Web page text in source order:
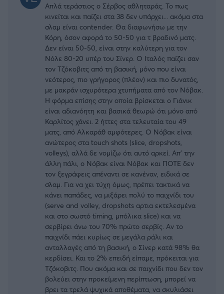
Απλά τεράστιος ο Σέρβος αθληταράς. Το πως
κινείται και παίζει στα 38 δεν υπάρχει... ακόμα στα
σλαμ είναι contender. Θα διαφωνήσω με την
Κόρη, όσον αφορά το 50-50 για τ βραδινό ματς.
Δεν είναι 50-50, είναι στην καλύτερη για τον
Νόλε 80-20 υπέρ του Σίνερ. Ο Ιταλός παίζει σαν
τον Τζόκοβιτς από τη βασική, μόνο που είναι
νεότερος, πιο γρήγορος (πλέον) και πιο δυνατός,
με μακράν ισχυρότερα χτυπήματα από τον Νόβακ.
Η φόρμα επίσης στην οποία βρίσκεται ο Γιάνικ
είναι αδιανόητη και βασικά θεωρώ ότι μόνο από
Καρλίτος χάνει. 2 ήττες στα τελευταία του 49
ματς, από Αλκαράθ αμφότερες. Ο Νόβακ είναι
ανώτερος στα touch shots (slice, dropshots,
volleys), αλλά δε νομίζω ότι αυτό αρκεί. Απ' την
άλλη πάλι, ο Νόβακ είναι Νόβακ και ΠΟΤΕ δεν
τον ξεγράφεις απέναντι σε κανέναν, ειδικά σε
σλαμ. Για να χει τύχη όμως, πρέπει τακτικά να
κάνει παπάδες, να μιξάρει πολύ το παιχνίδι του
(serve and volley, dropshots αρτια εκτελεσμένα
και στο σωστό timing, μπόλικα slice) και να
σερβίρει άνω του 70% πρώτο σερβίς. Αν το
παιχνίδι πάει κυρίως σε μεγάλα ράλι και
ανταλλαγές από τη βασική, ο Σίνερ κατά 98% θα
κερδίσει. Και το 2% επειδή είπαμε, πρόκειται για
Τζόκοβιτς. Που ακόμα και σε παιχνίδι που δεν τον
βολεύει στην προκείμενη περίπτωση, μπορεί να
βρει τα τρελά ψυχικά αποθέματα, να σκυλιάσει